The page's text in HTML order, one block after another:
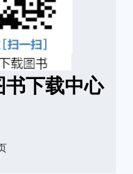
书下载中心